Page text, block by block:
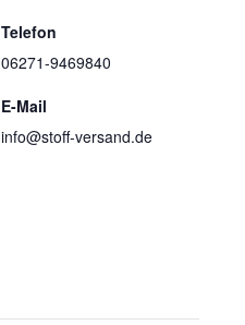
Telefon
06271-9469840
E-Mail
info@stoff-versand.de